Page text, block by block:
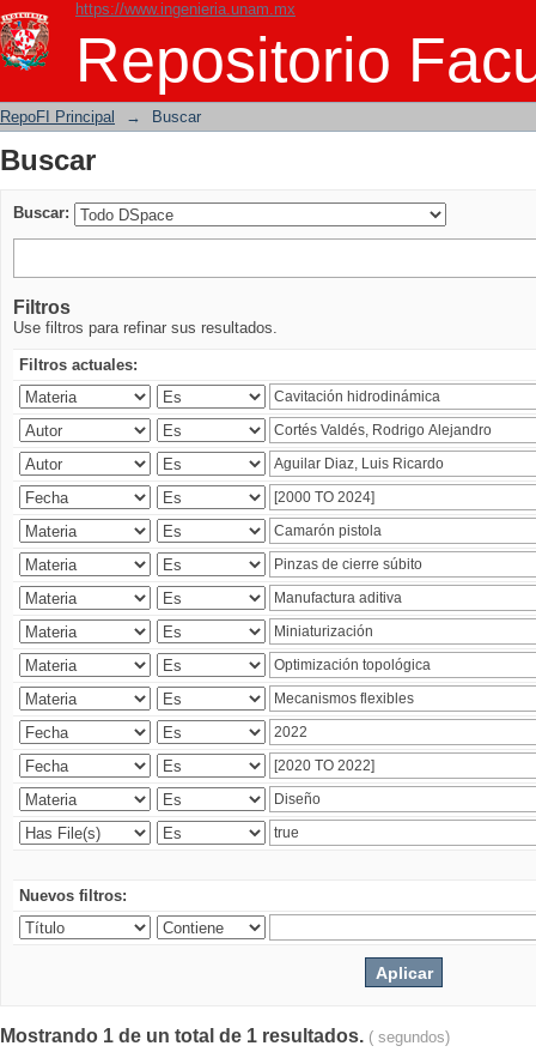
https://www.ingenieria.unam.mx
Repositorio
Buscar
RepoFI Principal → Buscar
Buscar
Buscar:
Filtros
Use filtros para refinar sus resultados.
Filtros actuales:
Nuevos filtros:
Mostrando 1 de un total de 1 resultados. ( segundos)